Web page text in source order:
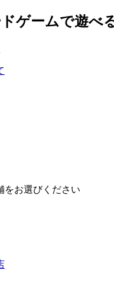
ゲームで遊べ
をお選びください